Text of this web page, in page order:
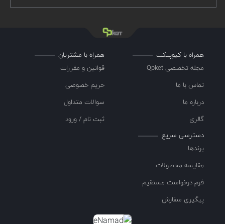
همراه با کیوپیکت
مجله تخصصی Qpket
تماس با ما
درباره ما
گالری
همراه با مشتریان
قوانین و مقررات
حریم خصوصی
سوالات متداول
ثبت نام / ورود
دسترسی سریع
برندها
مقایسه محصولات
فرم درخواست مستقیم
پیگیری سفارش